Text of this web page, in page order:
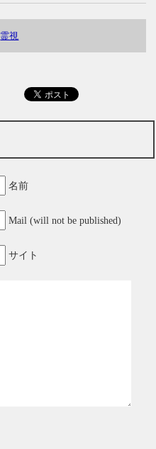
霊視
名前
Mail (will not be published)
サイト